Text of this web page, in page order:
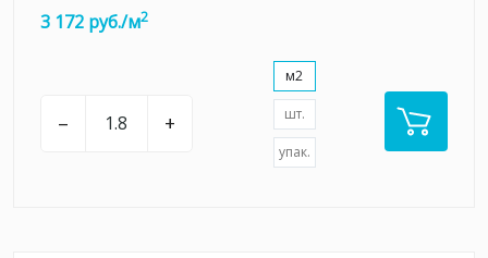
3 172 руб./м2
– +
м2
шт.
упак.